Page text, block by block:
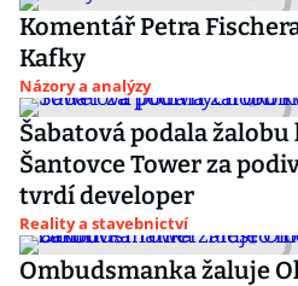
Komentář Petra
Kafky
Názory a analýzy
Šabatová podala
Šantovce Tower za
tvrdí developer
Reality a stavebnictví
Ombudsmanka žaluje